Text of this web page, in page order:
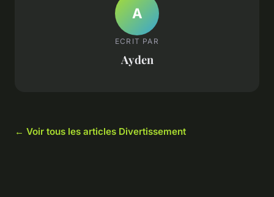
A
ECRIT PAR
Ayden
← Voir tous les articles Divertissement